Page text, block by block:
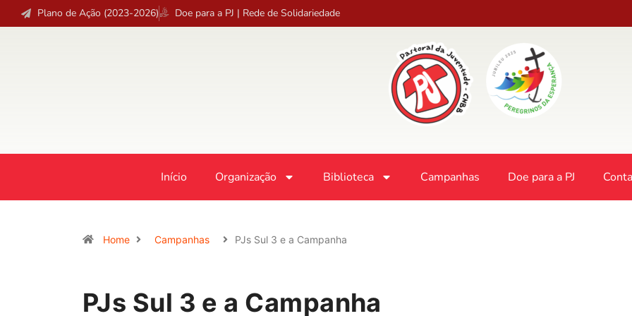
Plano de Ação (2023-2026) Doe para a PJ | Rede de Solidariedade
Início Organização Biblioteca Campanhas Doe para a PJ
Home Campanhas PJs Sul 3 e a Campanha
PJs Sul 3 e a Campanha